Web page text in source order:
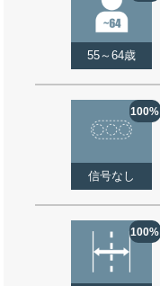
55～64歳
100%
信号なし
100%